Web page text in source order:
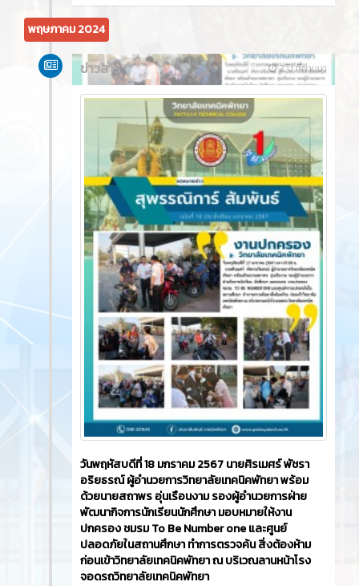
พฤษภาคม 2024
2 ปี ที่ผ่านมา
ข่าวสาร
วันพฤหัสบดีที่ 18 มกราคม 2567 นายศิรเมศร์ พัชรา
อริยธรณ์ ผู้อำนวยการวิทยาลัยเทคนิคพัทยา พร้อม
ด้วยนายสถาพร อุ่นเรือนงาม รองผู้อำนวยการฝ่าย
พัฒนากิจการนักเรียนนักศึกษา มอบหมายให้งาน
ปกครอง ชมรม To Be Number one และศูนย์
ปลอดภัยในสถานศึกษา ทำการตรวจค้น สิ่งต้องห้าม
ก่อนเข้าวิทยาลัยเทคนิคพัทยา ณ บริเวณลานหน้าโรง
จอดรถวิทยาลัยเทคนิคพัทยา